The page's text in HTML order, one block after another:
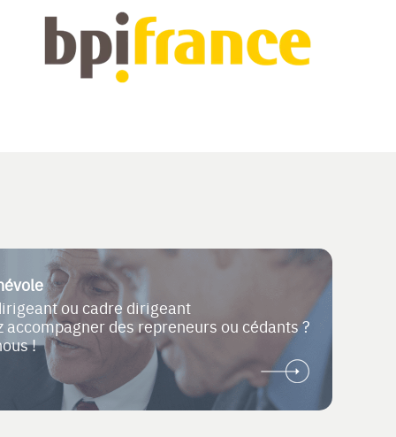
ou cadre dirigeant
accompagner des repreneurs ou cédants ?
!